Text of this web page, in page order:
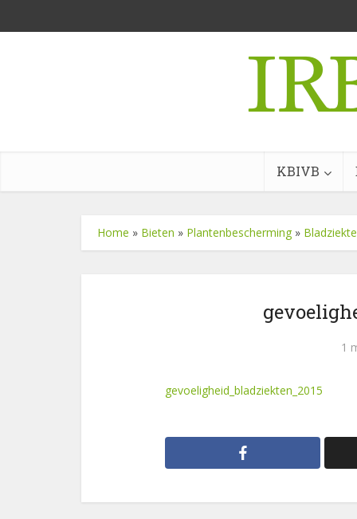
KBIVB
Home » Bieten » Plantenbescherming »
1
gevoeligheid_bladziekten_2015